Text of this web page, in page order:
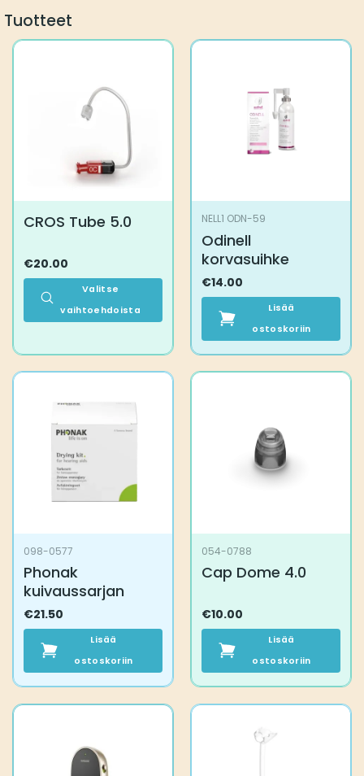
Tuotteet
CROS Tube 5.0
€20.00
Valitse
vaihtoehdoista
tehdä
valinnat
tuotteen
sivulla.
NELL1 ODN-59
Odinell
korvasuihke
€14.00
Lisää
ostoskoriin
098-0577
Phonak
kuivaussarjan
€21.50
Lisää
ostoskoriin
054-0788
Cap Dome 4.0
€10.00
Lisää
ostoskoriin